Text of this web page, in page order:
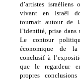
d’artistes israéliens
vivant en Israël
tournait autour de
l’identité, prise dans
Le contour
économique de
conclusif à
que le regardeur
propres